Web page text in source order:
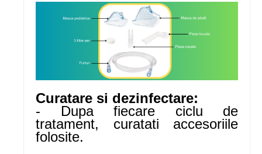
Curatare si dezinfectare:
- Dupa fiecare ciclu de
tratament, curatati accesoriile
folosite.